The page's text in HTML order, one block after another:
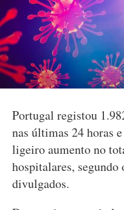
Portugal registou
nas últimas 24 horas
ligeiro aumento no
hospitalares,
divulgados.